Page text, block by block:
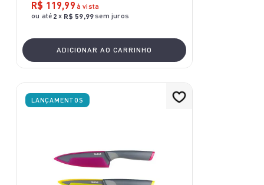
R$ 119,99 à vista
ou até 2 x R$ 59,99sem juros
ADICIONAR AO CARRINHO
LANÇAMENTOS